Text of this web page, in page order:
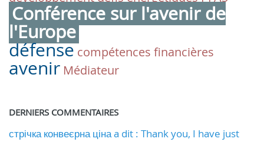
Conférence sur l'avenir de
l'Europe
défense compétences financières
avenir Médiateur
DERNIERS COMMENTAIRES
стрічка конвеєрна ціна a dit : Thank you, I have just